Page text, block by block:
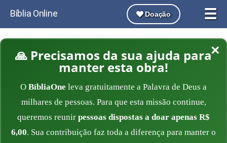
☰
Bíblia Online Doação
×
🙏 Precisamos da sua ajuda para
manter esta obra!
O BíbliaOne leva gratuitamente a Palavra de Deus a
milhares de pessoas. Para que esta missão continue,
queremos reunir pessoas dispostas a doar apenas R$
6,00. Sua contribuição faz toda a diferença para manter o